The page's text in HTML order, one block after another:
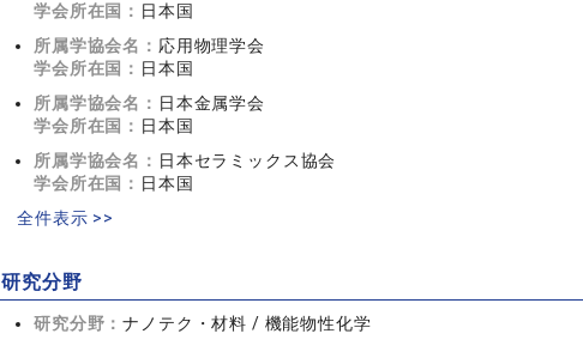
学会所在国： 日本国
所属学協会名： 応用物理学会
学会所在国： 日本国
所属学協会名： 日本金属学会
学会所在国： 日本国
所属学協会名： 日本セラミックス協会
学会所在国： 日本国
全件表示 >>
研究分野
研究分野：ナノテク・材料 / 機能物性化学